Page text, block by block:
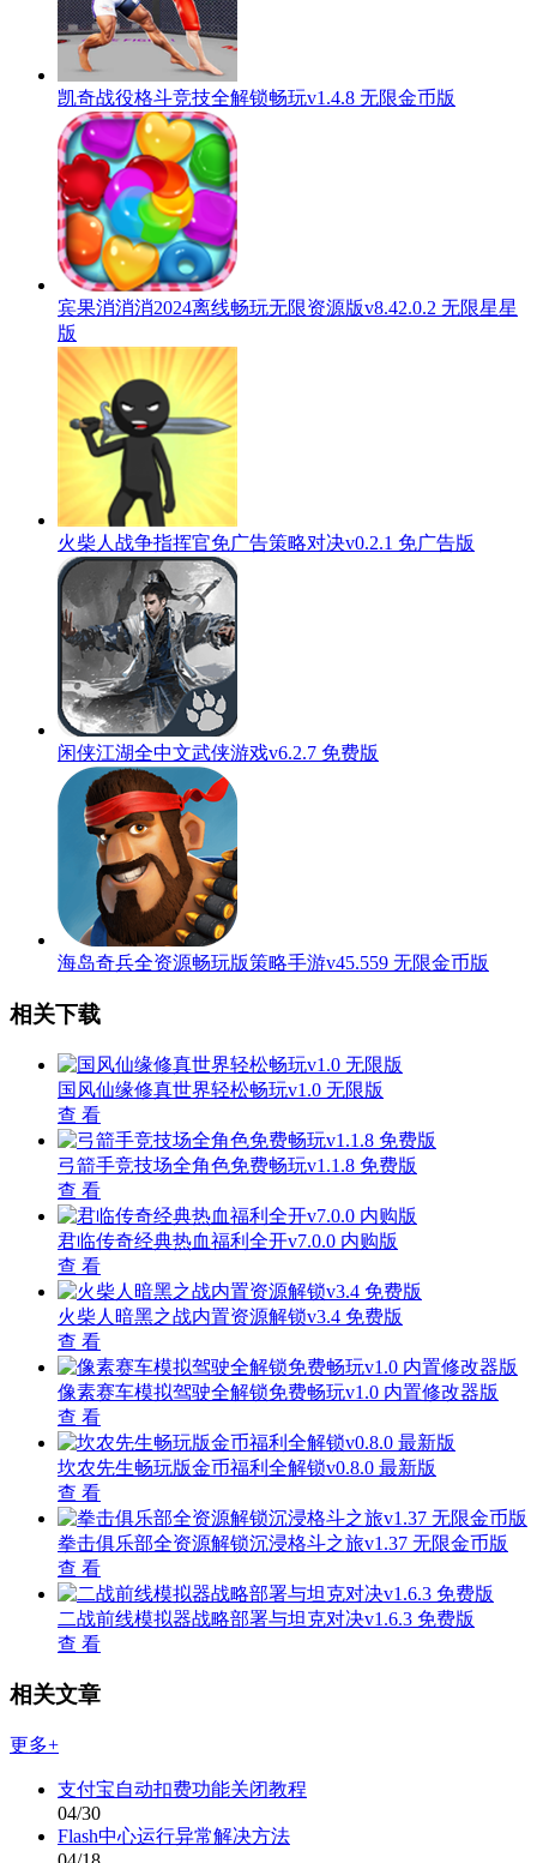
凯奇战役格斗竞技全解锁畅玩v1.4.8 无限金币版
宾果消消消2024离线畅玩无限资源版v8.42.0.2 无限星星
版
火柴人战争指挥官免广告策略对决v0.2.1 免广告版
闲侠江湖全中文武侠游戏v6.2.7 免费版
海岛奇兵全资源畅玩版策略手游v45.559 无限金币版
相关下载
国风仙缘修真世界轻松畅玩v1.0 无限版
查 看
弓箭手竞技场全角色免费畅玩v1.1.8 免费版
查 看
君临传奇经典热血福利全开v7.0.0 内购版
查 看
火柴人暗黑之战内置资源解锁v3.4 免费版
查 看
像素赛车模拟驾驶全解锁免费畅玩v1.0 内置修改器版
查 看
坎农先生畅玩版金币福利全解锁v0.8.0 最新版
查 看
拳击俱乐部全资源解锁沉浸格斗之旅v1.37 无限金币版
查 看
二战前线模拟器战略部署与坦克对决v1.6.3 免费版
查 看
相关文章
更多+
支付宝自动扣费功能关闭教程
04/30
Flash中心运行异常解决方法